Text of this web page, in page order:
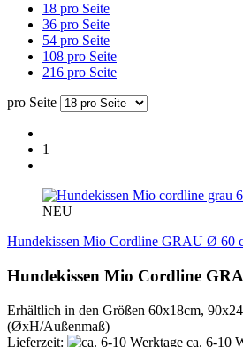
18 pro Seite
36 pro Seite
54 pro Seite
108 pro Seite
216 pro Seite
pro Seite
1
NEU
Hundekissen Mio Cordline GRAU Ø 60
Hundekissen Mio Cordline
Erhältlich in den Größen 60x18cm,
(ØxH/Außenmaß)
Lieferzeit:
ca. 6-10